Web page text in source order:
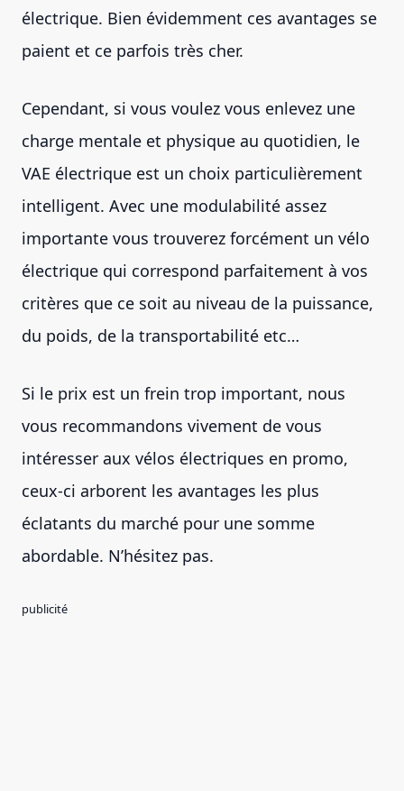
électrique. Bien évidemment ces avantages se
paient et ce parfois très cher.
Cependant, si vous voulez vous enlevez une
charge mentale et physique au quotidien, le
VAE électrique est un choix particulièrement
intelligent. Avec une modulabilité assez
importante vous trouverez forcément un vélo
électrique qui correspond parfaitement à vos
critères que ce soit au niveau de la puissance,
du poids, de la transportabilité etc…
Si le prix est un frein trop important, nous
vous recommandons vivement de vous
intéresser aux vélos électriques en promo,
ceux-ci arborent les avantages les plus
éclatants du marché pour une somme
abordable. N’hésitez pas.
publicité